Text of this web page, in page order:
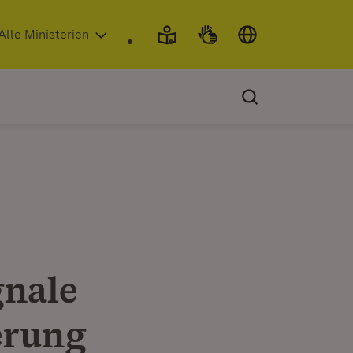
neuem Fenster)
Ministerien